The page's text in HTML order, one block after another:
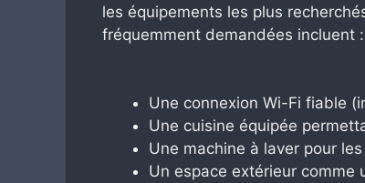
les équipements les plus
fréquemment demandées incluent :
Une connexion Wi-Fi fiable
Une cuisine équipée
Une machine à laver pour
Un espace extérieur comme